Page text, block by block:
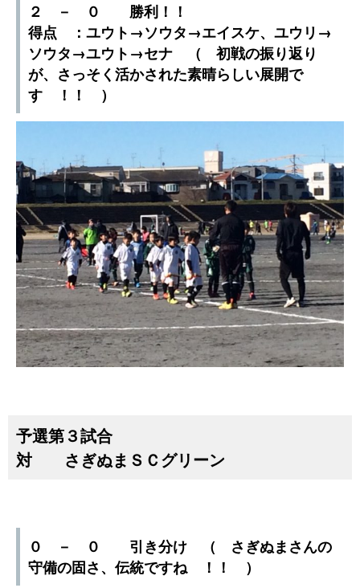
２ － ０ 勝利！！
得点 ：ユウト→ソウタ→エイスケ、ユウリ→
ソウタ→ユウト→セナ （ 初戦の振り返り
が、さっそく活かされた素晴らしい展開で
す ！！ ）
予選第３試合
対 さぎぬまＳＣグリーン
０ － ０ 引き分け （ さぎぬまさんの
守備の固さ、伝統ですね ！！ ）